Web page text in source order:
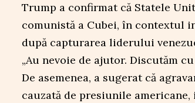
Trump a confirmat că Statele
comunistă a Cubei, în contextul
după capturarea liderului
„Au nevoie de ajutor. Discutăm
De asemenea, a sugerat că
cauzată de presiunile